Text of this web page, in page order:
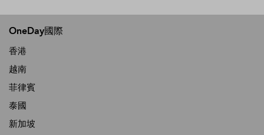
OneDay國際
香港
越南
菲律賓
泰國
新加坡